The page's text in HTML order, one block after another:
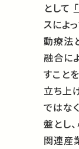
として
スによ
動療法
融合に
すこと
立ち上
ではな
盤とし
関連産